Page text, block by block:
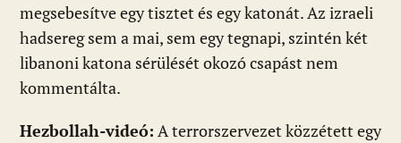
megsebesítve egy tisztet és egy katonát. Az izraeli
hadsereg sem a mai, sem egy tegnapi, szintén két
libanoni katona sérülését okozó csapást nem
kommentálta.
Hezbollah-videó: A terrorszervezet közzétett egy